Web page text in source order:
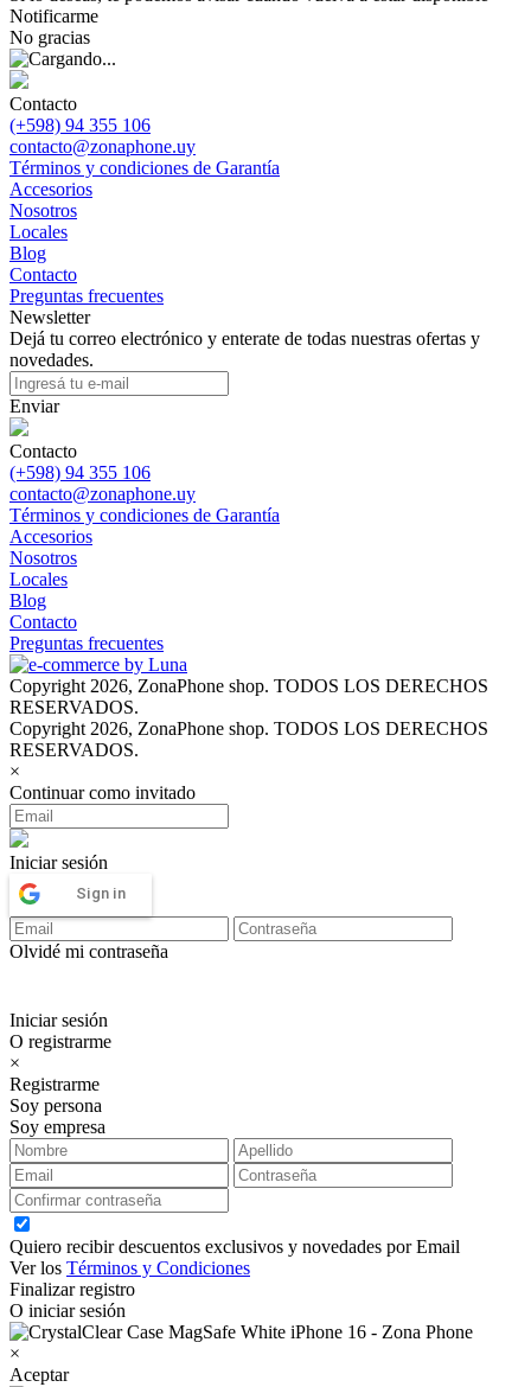
Notificarme
No gracias
Contacto
(+598) 94 355 106
contacto@zonaphone.uy
Términos y condiciones de Garantía
Accesorios
Nosotros
Locales
Blog
Contacto
Preguntas frecuentes
Newsletter
Dejá tu correo electrónico y enterate de todas nuestras ofertas y
novedades.
Enviar
Contacto
(+598) 94 355 106
contacto@zonaphone.uy
Términos y condiciones de Garantía
Accesorios
Nosotros
Locales
Blog
Contacto
Preguntas frecuentes
Copyright 2026, ZonaPhone shop. TODOS LOS DERECHOS
RESERVADOS.
Copyright 2026, ZonaPhone shop. TODOS LOS DERECHOS
RESERVADOS.
×
Continuar como invitado
Iniciar sesión
Sign in
Olvidé mi contraseña
Iniciar sesión
O registrarme
×
Registrarme
Soy persona
Soy empresa
Quiero recibir descuentos exclusivos y novedades por Email
Ver los Términos y Condiciones
Finalizar registro
O iniciar sesión
×
Aceptar